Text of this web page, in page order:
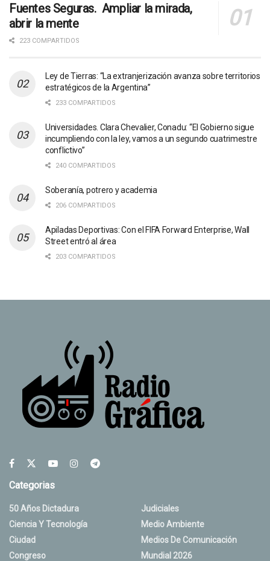
Fuentes Seguras. Ampliar la mirada,
abrir la mente
223 COMPARTIDOS
Ley de Tierras: “La extranjerización avanza sobre territorios
estratégicos de la Argentina”
233 COMPARTIDOS
Universidades. Clara Chevalier, Conadu: “El Gobierno sigue
incumpliendo con la ley, vamos a un segundo cuatrimestre
conflictivo”
240 COMPARTIDOS
Soberanía, potrero y academia
206 COMPARTIDOS
Apiladas Deportivas: Con el FIFA Forward Enterprise, Wall
Street entró al área
203 COMPARTIDOS
Categorias
50 Años Dictadura
Ciencia Y Tecnología
Ciudad
Congreso
Judiciales
Medio Ambiente
Medios De Comunicación
Mundial 2026